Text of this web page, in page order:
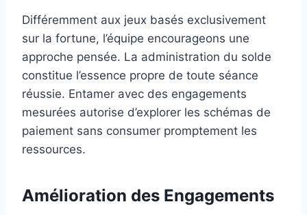
Différemment aux jeux basés exclusivement
sur la fortune, l’équipe encourageons une
approche pensée. La administration du solde
constitue l’essence propre de toute séance
réussie. Entamer avec des engagements
mesurées autorise d’explorer les schémas de
paiement sans consumer promptement les
ressources.
Amélioration des Engagements